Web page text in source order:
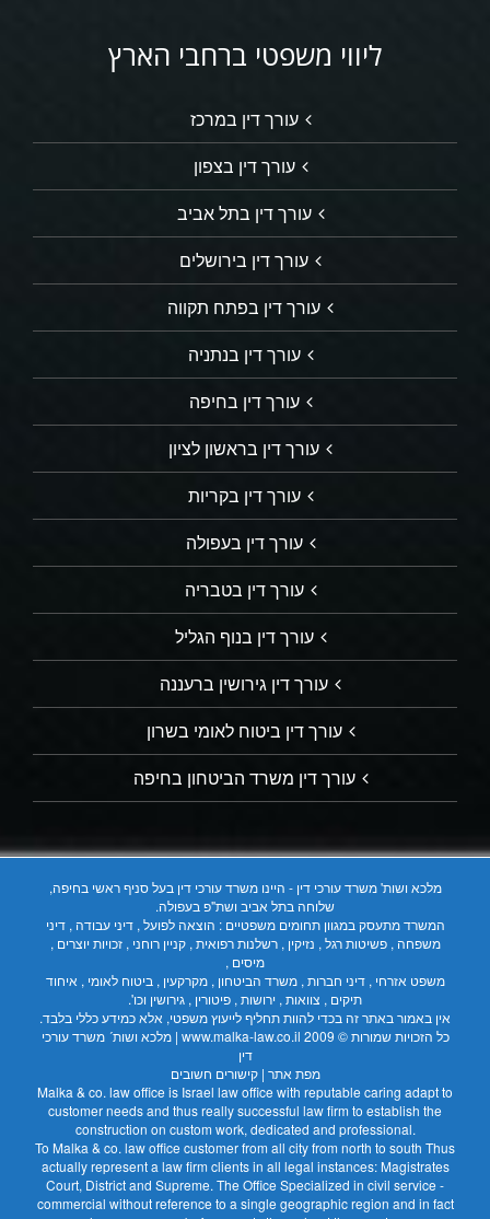
ליווי משפטי ברחבי הארץ
עורך דין במרכז
עורך דין בצפון
עורך דין בתל אביב
עורך דין בירושלים
עורך דין בפתח תקווה
עורך דין בנתניה
עורך דין בחיפה
עורך דין בראשון לציון
עורך דין בקריות
עורך דין בעפולה
עורך דין בטבריה
עורך דין בנוף הגליל
עורך דין גירושין ברעננה
עורך דין ביטוח לאומי בשרון
עורך דין משרד הביטחון בחיפה
מלכא ושות' משרד עורכי דין - היינו משרד עורכי דין בעל סניף ראשי בחיפה,
שלוחה בתל אביב ושת"פ בעפולה.
המשרד מתעסק במגוון תחומים משפטיים : הוצאה לפועל , דיני עבודה , דיני
משפחה , פשיטות רגל , נזיקין , רשלנות רפואית , קניין רוחני , זכויות יוצרים ,
מיסים ,
משפט אזרחי , דיני חברות , משרד הביטחון , מקרקעין , ביטוח לאומי , איחוד
תיקים , צוואות , ירושות , פיטורין , גירושין וכו'.
אין באמור באתר זה בכדי להוות תחליף לייעוץ משפטי, אלא כמידע כללי בלבד.
כל הזכויות שמורות © 2009
www.malka-law.co.il | מלכא ושות´ משרד עורכי
דין
מפת אתר |קישורים חשובים
Malka & co. law office is Israel law office with reputable caring adapt to
customer needs and thus really successful law firm to establish the
construction on custom work, dedicated and professional.
To Malka & co. law office customer from all city from north to south Thus
actually represent a law firm clients in all legal instances: Magistrates
Court, District and Supreme. The Office Specialized in civil service -
commercial without reference to a single geographic region and in fact